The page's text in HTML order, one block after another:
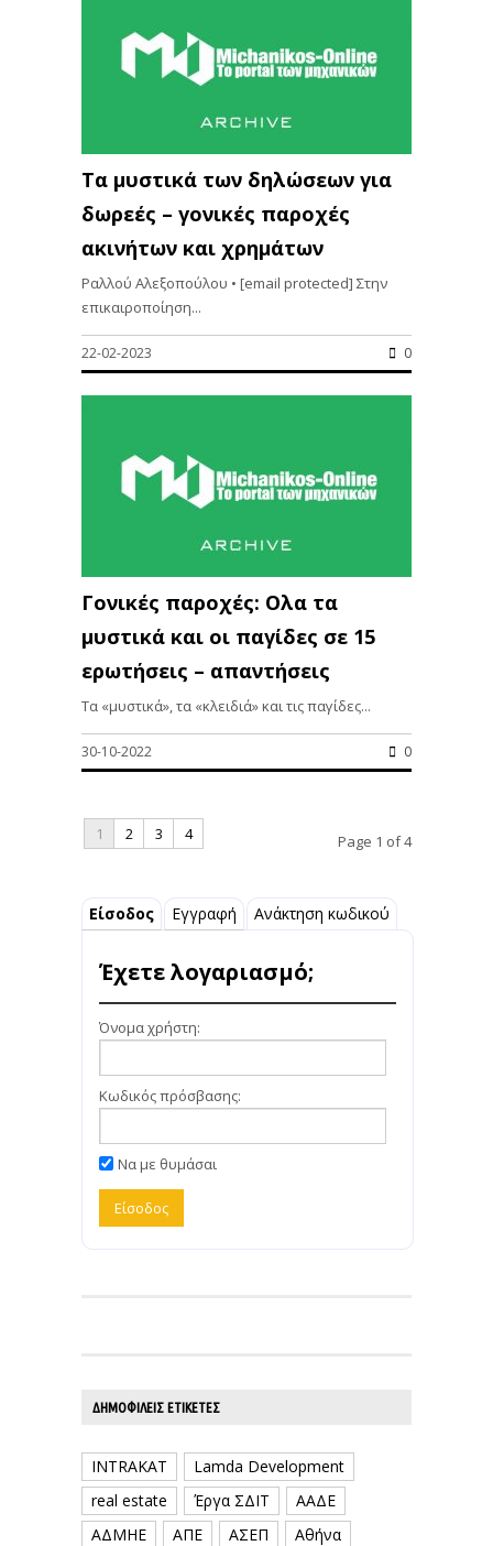
Τα μυστικά των δηλώσεων για
δωρεές – γονικές παροχές
ακινήτων και χρημάτων
Ραλλού Αλεξοπούλου • [email protected] Στην
επικαιροποίηση...
22-02-2023 0
Γονικές παροχές: Ολα τα
μυστικά και οι παγίδες σε 15
ερωτήσεις – απαντήσεις
Τα «μυστικά», τα «κλειδιά» και τις παγίδες...
30-10-2022 0
1 2 3 4 Page 1 of 4
Είσοδος Εγγραφή Ανάκτηση κωδικού
Έχετε λογαριασμό;
Όνομα χρήστη:
Κωδικός πρόσβασης:
Να με θυμάσαι
ΔΗΜΟΦΙΛΕΊΣ ΕΤΙΚΈΤΕΣ
INTRAKAT
Lamda Development
real estate
Έργα ΣΔΙΤ
ΑΑΔΕ
ΑΔΜΗΕ
ΑΠΕ ΑΣΕΠ Αθήνα